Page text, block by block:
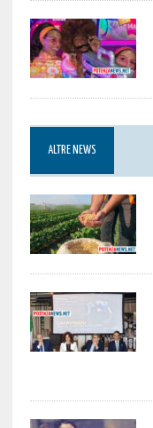
ALTRE NEWS